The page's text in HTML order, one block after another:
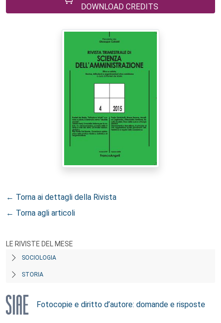
DOWNLOAD CREDITS
← Torna ai dettagli della Rivista
← Torna agli articoli
LE RIVISTE DEL MESE
SOCIOLOGIA
STORIA
Fotocopie e diritto d’autore: domande e risposte